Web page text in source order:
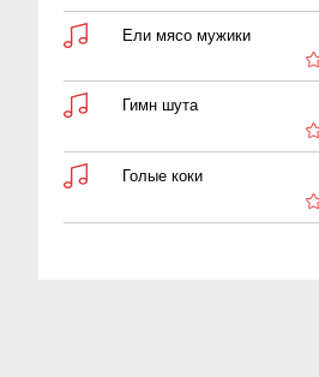
Ели мясо мужики
Гимн шута
Голые коки